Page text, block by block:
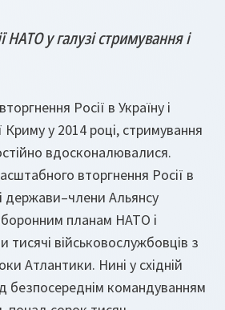
НАТО у галузі стримування і
Росії в Україну і
Криму у 2014 році, стримування
вдосконалювалися.
вторгнення Росії в
держави–члени Альянсу
планам НАТО і
тисячі військовослужбовців з
Атлантики. Нині у східній
безпосереднім командуванням